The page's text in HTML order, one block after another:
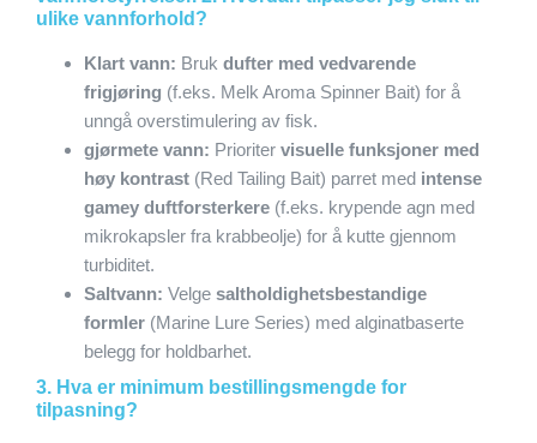
ulike vannforhold?
Klart vann: Bruk dufter med vedvarende
frigjøring (f.eks. Melk Aroma Spinner Bait) for å
unngå overstimulering av fisk.
gjørmete vann: Prioriter visuelle funksjoner med
høy kontrast (Red Tailing Bait) parret med intense
gamey duftforsterkere (f.eks. krypende agn med
mikrokapsler fra krabbeolje) for å kutte gjennom
turbiditet.
Saltvann: Velge saltholdighetsbestandige
formler (Marine Lure Series) med alginatbaserte
belegg for holdbarhet.
3. Hva er minimum bestillingsmengde for
tilpasning?